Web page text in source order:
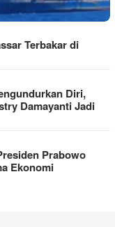
Terbakar di
Diri,
Damayanti Jadi
Prabowo
Ekonomi